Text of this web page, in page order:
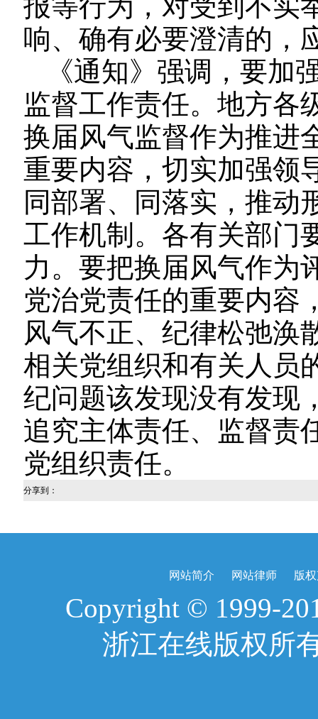
响、确有必要澄清的，
《通知》强调，要加
监督工作责任。地方各
换届风气监督作为推进
重要内容，切实加强领
同部署、同落实，推动
工作机制。各有关部门
力。要把换届风气作为
党治党责任的重要内容
风气不正、纪律松弛涣
相关党组织和有关人员
纪问题该发现没有发现
追究主体责任、监督责
党组织责任。
分享到：
网站简介 网站律师 版
Copyright © 1999-
浙江在线版权所